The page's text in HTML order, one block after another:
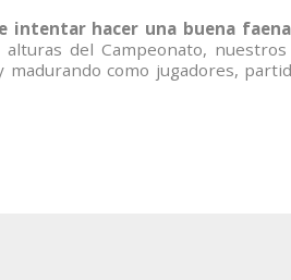
intentar hacer una buena
alturas del Campeonato,
como jugadores,